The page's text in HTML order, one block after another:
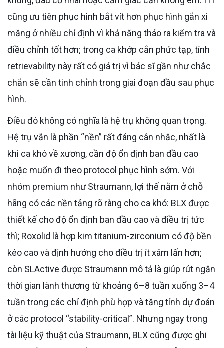
cũng ưu tiên phục hình bắt vít hơn phục hình gắn xi
măng ở nhiều chỉ định vì khả năng tháo ra kiểm tra và
điều chỉnh tốt hơn; trong ca khớp cắn phức tạp, tính
retrievability này rất có giá trị vì bác sĩ gần như chắc
chắn sẽ cần tinh chỉnh trong giai đoạn đầu sau phục
hình.
Điều đó không có nghĩa là hệ trụ không quan trọng.
Hệ trụ vẫn là phần “nền” rất đáng cân nhắc, nhất là
khi ca khó về xương, cần độ ổn định ban đầu cao
hoặc muốn đi theo protocol phục hình sớm. Với
nhóm premium như Straumann, lợi thế nằm ở chỗ
hãng có các nền tảng rõ ràng cho ca khó: BLX được
thiết kế cho độ ổn định ban đầu cao và điều trị tức
thì; Roxolid là hợp kim titanium-zirconium có độ bền
kéo cao và định hướng cho điều trị ít xâm lấn hơn;
còn SLActive được Straumann mô tả là giúp rút ngắn
thời gian lành thương từ khoảng 6–8 tuần xuống 3–4
tuần trong các chỉ định phù hợp và tăng tính dự đoán
ở các protocol “stability-critical”. Nhưng ngay trong
tài liệu kỹ thuật của Straumann, BLX cũng được ghi